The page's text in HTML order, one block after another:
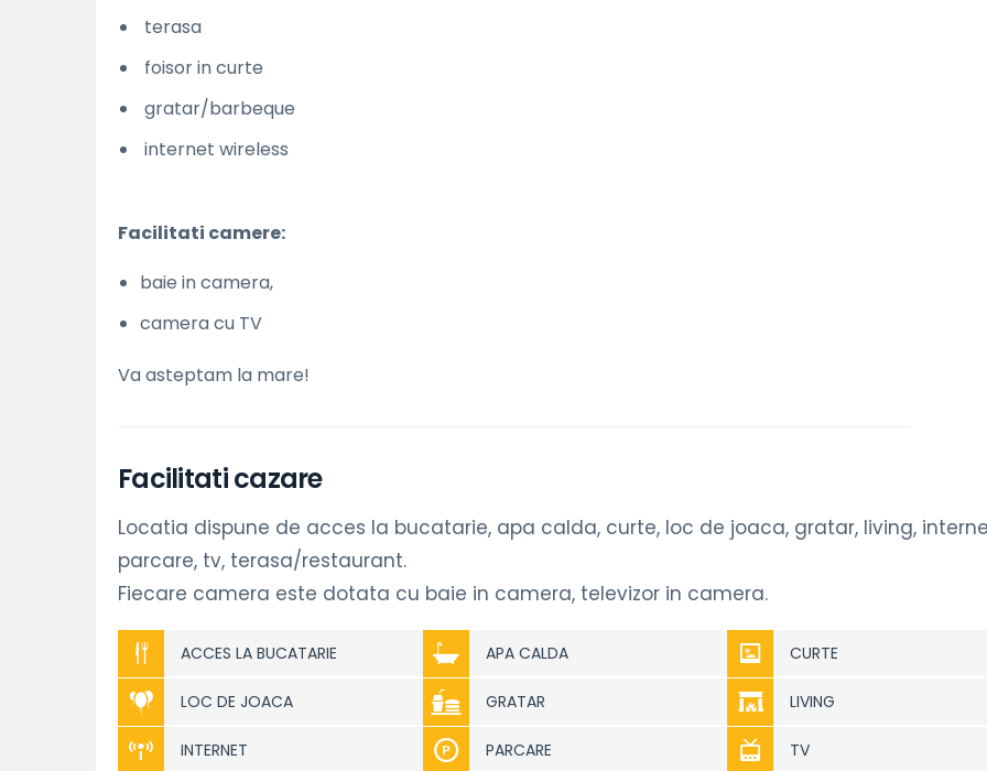
terasa
foisor in curte
gratar/barbeque
internet wireless
Facilitati camere:
baie in camera,
camera cu TV
Va asteptam la mare!
Facilitati cazare
Locatia dispune de acces la bucatarie, apa calda, curte, loc de joaca, gratar, living,
parcare, tv, terasa/restaurant.
Fiecare camera este dotata cu baie in camera, televizor in camera.
ACCES LA BUCATARIE APA CALDA CURTE
LOC DE JOACA GRATAR LIVING
INTERNET PARCARE TV